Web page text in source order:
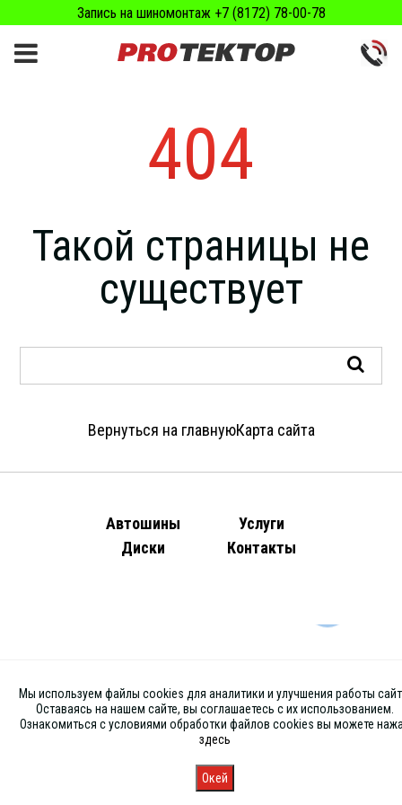
Запись на шиномонтаж +7 (8172) 78-00-78
404
Такой страницы не
существует
Вернуться на главнуюКарта сайта
Автошины
Диски
Услуги
Контакты
Запись
Мы используем файлы cookies для аналитики и улучшения работы
Оставаясь на нашем сайте, вы соглашаетесь с их использованием.
Ознакомиться с условиями обработки файлов cookies вы можете
здесь
Окей